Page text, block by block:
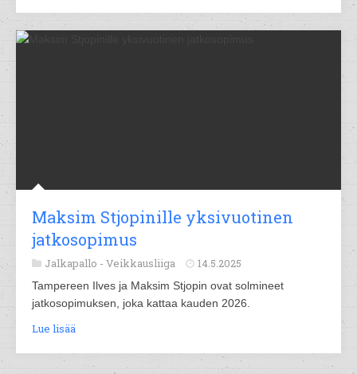
Maksim Stjopinille yksivuotinen
jatkosopimus
Jalkapallo - Veikkausliiga 14.5.2025
Tampereen Ilves ja Maksim Stjopin ovat solmineet
jatkosopimuksen, joka kattaa kauden 2026.
Lue lisää